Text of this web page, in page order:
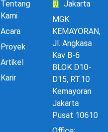
Tentang
Kami
Acara
Proyek
Artikel
Karir
Jakarta
MGK
KEMAYORAN,
Jl. Angkasa
Kav B-6
BLOK D10-
D15, RT.10
Kemayoran
Jakarta
Pusat 10610